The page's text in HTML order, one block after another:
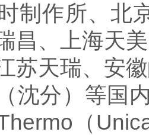
制作所、北
昌、上海天
苏天瑞、安
沈分）等国
（